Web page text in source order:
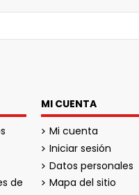
de
MI CUENTA
Mi cuenta
Iniciar sesión
Datos personales
Mapa del sitio